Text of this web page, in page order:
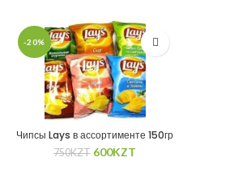
-20%
Чипсы Lays в ассортименте 150гр
750KZT 600KZT